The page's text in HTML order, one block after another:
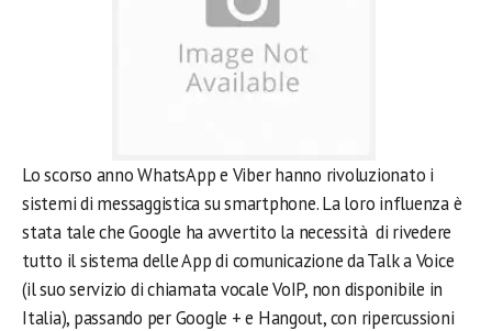
Lo scorso anno WhatsApp e Viber hanno rivoluzionato i
sistemi di messaggistica su smartphone. La loro influenza è
stata tale che Google ha avvertito la necessità di rivedere
tutto il sistema delle App di comunicazione da Talk a Voice
(il suo servizio di chiamata vocale VoIP, non disponibile in
Italia), passando per Google + e Hangout, con ripercussioni